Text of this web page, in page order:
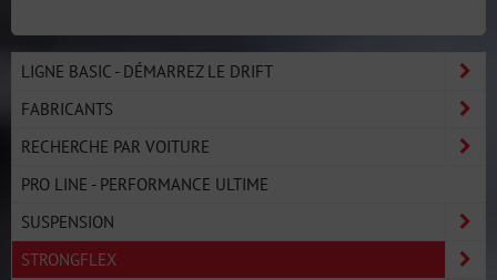
LIGNE BASIC - DÉMARREZ LE DRIFT
FABRICANTS
RECHERCHE PAR VOITURE
PRO LINE - PERFORMANCE ULTIME
SUSPENSION
STRONGFLEX